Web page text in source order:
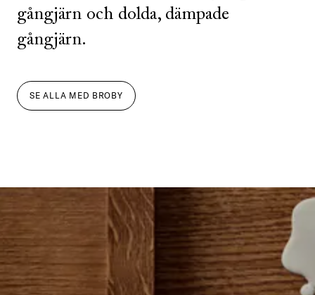
gångjärn och dolda, dämpade
gångjärn.
SE ALLA MED BROBY